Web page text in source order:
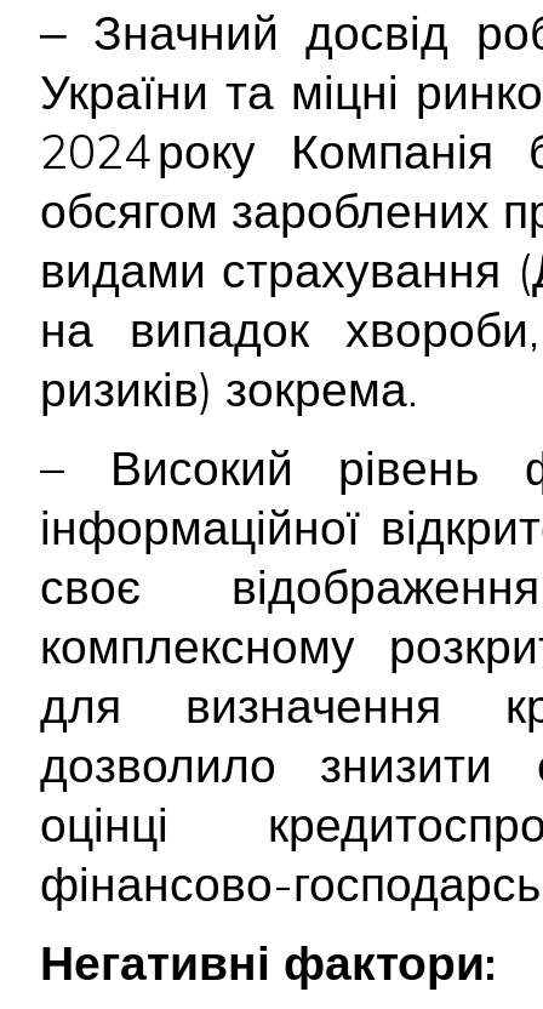
‒ Значний досвід
України та міцні
2024 року Компанія
обсягом зароблених
видами страхування
на випадок
ризиків) зокрема.
– Високий рівень
інформаційної
своє
комплексному
для визначення
дозволило знизити
оцінці
фінансово-
Негативні фактори: